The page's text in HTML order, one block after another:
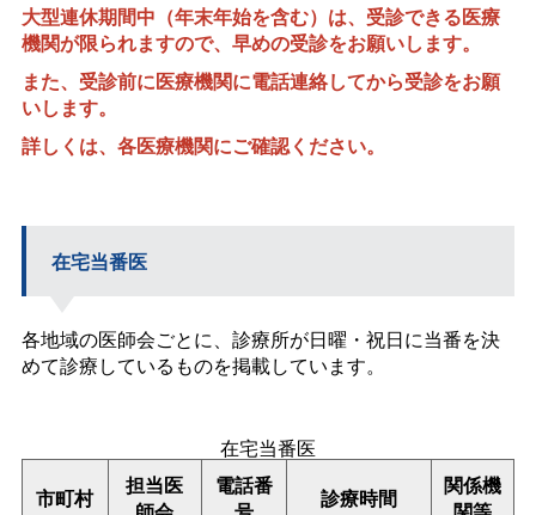
大型連休期間中（年末年始を含む）は、受診できる医療
機関が限られますので、早めの受診をお願いします。
また、受診前に医療機関に電話連絡してから受診をお願
いします。
詳しくは、各医療機関にご確認ください。
在宅当番医
各地域の医師会ごとに、診療所が日曜・祝日に当番を決
めて診療しているものを掲載しています。
在宅当番医
市町村
担当医
電話番
診療時間
関係機